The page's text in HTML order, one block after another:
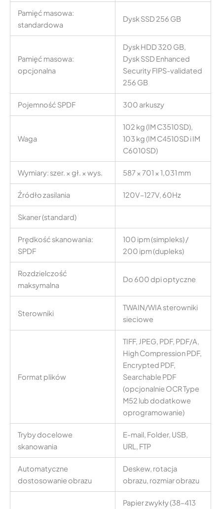
Pamięć masowa:
standardowa
Dysk SSD 256 GB
Pamięć masowa:
opcjonalna
Dysk HDD 320 GB,
Dysk SSD Enhanced
Security FIPS-validated
256 GB
Pojemność SPDF 300 arkuszy
Waga
102 kg (IM C3510SD),
103 kg (IM C4510SD i IM
C6010SD)
Wymiary: szer. × gł. × wys. 587 × 701 × 1,031 mm
Źródło zasilania 120V–127V, 60Hz
Skaner (standard)
Prędkość skanowania:
SPDF
100 ipm (simpleks) /
200 ipm (dupleks)
Rozdzielczość
maksymalna
Do 600 dpi optyczne
Sterowniki
TWAIN/WIA sterowniki
sieciowe
Format plików
TIFF, JPEG, PDF, PDF/A,
High Compression PDF,
Encrypted PDF,
Searchable PDF
(opcjonalnie OCR Type
M52 lub dodatkowe
oprogramowanie)
Tryby docelowe
skanowania
E-mail, Folder, USB,
URL, FTP
Automatyczne
dostosowanie obrazu
Deskew, rotacja
obrazu, rozmiar obrazu
Papier zwykły (38–413